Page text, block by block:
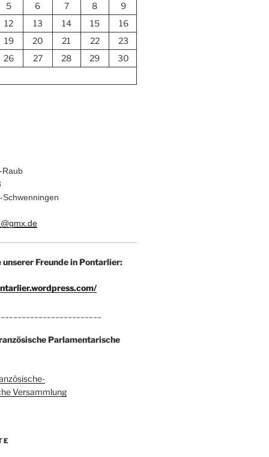
5 6 7 8
9
12 13 14 15
16
19 20 21 22
23
26 27 28 29
30
Raub
unserer Freunde in Pontarlier:
Parlamentarische
Versammlung